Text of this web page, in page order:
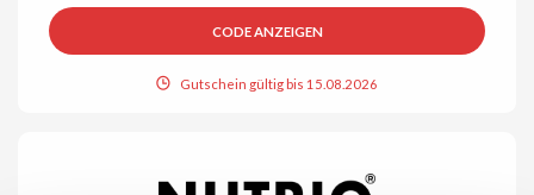
CODE ANZEIGEN
Gutschein gültig bis 15.08.2026